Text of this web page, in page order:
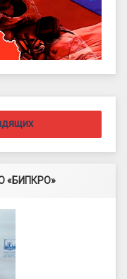
«БИПКРО»